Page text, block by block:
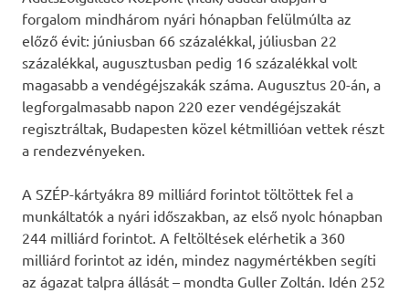
forgalom mindhárom nyári hónapban felülmúlta az
előző évit: júniusban 66 százalékkal, júliusban 22
százalékkal, augusztusban pedig 16 százalékkal volt
magasabb a vendégéjszakák száma. Augusztus 20-án, a
legforgalmasabb napon 220 ezer vendégéjszakát
regisztráltak, Budapesten közel kétmillióan vettek részt
a rendezvényeken.
A SZÉP-kártyákra 89 milliárd forintot töltöttek fel a
munkáltatók a nyári időszakban, az első nyolc hónapban
244 milliárd forintot. A feltöltések elérhetik a 360
milliárd forintot az idén, mindez nagymértékben segíti
az ágazat talpra állását – mondta Guller Zoltán. Idén 252